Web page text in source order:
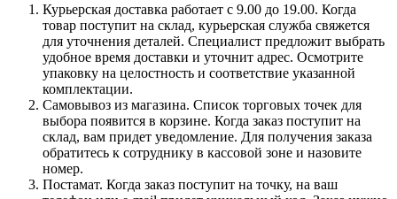
Курьерская доставка работает с 9.00 до 19.00. Когда
товар поступит на склад, курьерская служба свяжется
для уточнения деталей. Специалист предложит выбрать
удобное время доставки и уточнит адрес. Осмотрите
упаковку на целостность и соответствие указанной
комплектации.
Самовывоз из магазина. Список торговых точек для
выбора появится в корзине. Когда заказ поступит на
склад, вам придет уведомление. Для получения заказа
обратитесь к сотруднику в кассовой зоне и назовите
номер.
Постамат. Когда заказ поступит на точку, на ваш